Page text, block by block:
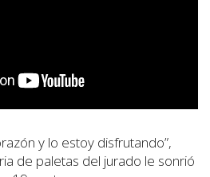
y lo estoy disfrutando”,
de paletas del jurado le sonrió